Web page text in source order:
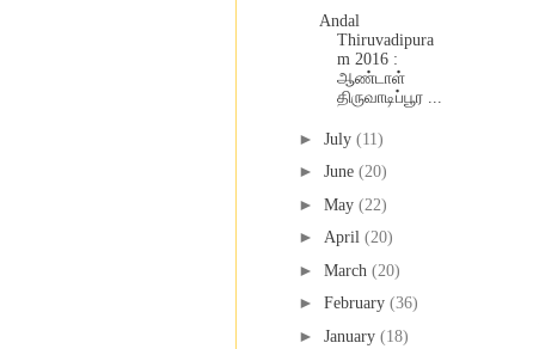
Andal
Thiruvadipura
m 2016 :
ஆண்டாள்
திருவாடிப்பூர ...
► July (11)
► June (20)
► May (22)
► April (20)
► March (20)
► February (36)
► January (18)